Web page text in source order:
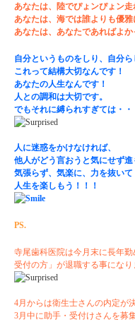
あなたは、陸でぴょンぴょン
あなたは、海では誰よりも優雅
あなたは、あなたであればよか
自分というものをしり、自分ら
これって結構大切なんです！
あなたの人生なんです！
人との調和は大切です。
でもそれに縛られすぎては・・
人に迷惑をかけなければ、
他人がどう言おうと気にせず進
気張らず、気楽に、力を抜いて
人生を楽しもう！！！
PS.
寺尾歯科医院は今月末に長年勤
受付の方」が退職する事になり
4月からは衛生士さんの内定が
3月中に助手・受付けさんを募